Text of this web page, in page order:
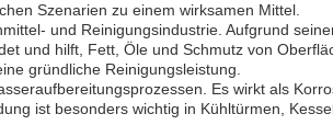
Szenarien zu einem wirksamen Mittel.
und Reinigungsindustrie. Aufgrund
und hilft, Fett, Öle und Schmutz von
gründliche Reinigungsleistung.
Es wirkt als
ist besonders wichtig in Kühltürmen,